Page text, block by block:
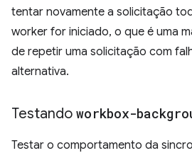
tentar novamente a solicitação
worker for iniciado, o que é uma
de repetir uma solicitação com
alternativa.
Testando workbox-
Testar o comportamento da